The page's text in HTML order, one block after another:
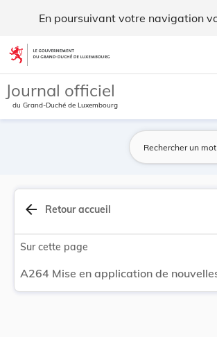
En poursuivant votre navigation
Aller au contenu
Journal officiel
du Grand-Duché de Luxembourg
arrow_back Retour accueil
Sur cette page